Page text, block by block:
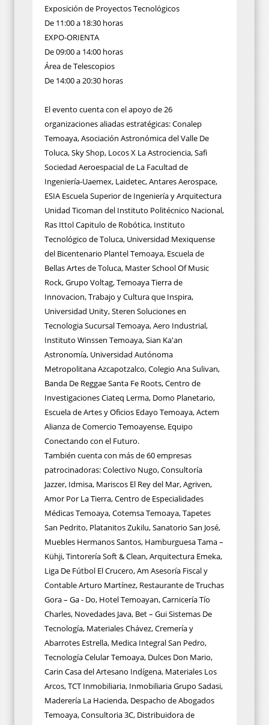
Exposición de Proyectos Tecnológicos
De 11:00 a 18:30 horas
EXPO-ORIENTA
De 09:00 a 14:00 horas
Área de Telescopios
De 14:00 a 20:30 horas
El evento cuenta con el apoyo de 26
organizaciones aliadas estratégicas: Conalep
Temoaya, Asociación Astronómica del Valle De
Toluca, Sky Shop, Locos X La Astrociencia, Safi
Sociedad Aeroespacial de La Facultad de
Ingeniería-Uaemex, Laidetec, Antares Aerospace,
ESIA Escuela Superior de Ingeniería y Arquitectura
Unidad Ticoman del Instituto Politécnico Nacional,
Ras Ittol Capitulo de Robótica, Instituto
Tecnológico de Toluca, Universidad Mexiquense
del Bicentenario Plantel Temoaya, Escuela de
Bellas Artes de Toluca, Master School Of Music
Rock, Grupo Voltag, Temoaya Tierra de
Innovacion, Trabajo y Cultura que Inspira,
Universidad Unity, Steren Soluciones en
Tecnologia Sucursal Temoaya, Aero Industrial,
Instituto Winssen Temoaya, Sian Ka'an
Astronomía, Universidad Autónoma
Metropolitana Azcapotzalco, Colegio Ana Sulivan,
Banda De Reggae Santa Fe Roots, Centro de
Investigaciones Ciateq Lerma, Domo Planetario,
Escuela de Artes y Oficios Edayo Temoaya, Actem
Alianza de Comercio Temoayense, Equipo
Conectando con el Futuro.
También cuenta con más de 60 empresas
patrocinadoras: Colectivo Nugo, Consultoría
Jazzer, Idmisa, Mariscos El Rey del Mar, Agriven,
Amor Por La Tierra, Centro de Especialidades
Médicas Temoaya, Cotemsa Temoaya, Tapetes
San Pedrito, Platanitos Zukilu, Sanatorio San José,
Muebles Hermanos Santos, Hamburguesa Tama –
Kühji, Tintorería Soft & Clean, Arquitectura Emeka,
Liga De Fútbol El Crucero, Am Asesoría Fiscal y
Contable Arturo Martínez, Restaurante de Truchas
Gora – Ga - Do, Hotel Temoayan, Carnicería Tío
Charles, Novedades Java, Bet – Gui Sistemas De
Tecnología, Materiales Chávez, Cremería y
Abarrotes Estrella, Medica Integral San Pedro,
Tecnología Celular Temoaya, Dulces Don Mario,
Carin Casa del Artesano Indígena, Materiales Los
Arcos, TCT Inmobiliaria, Inmobiliaria Grupo Sadasi,
Maderería La Hacienda, Despacho de Abogados
Temoaya, Consultoria 3C, Distribuidora de